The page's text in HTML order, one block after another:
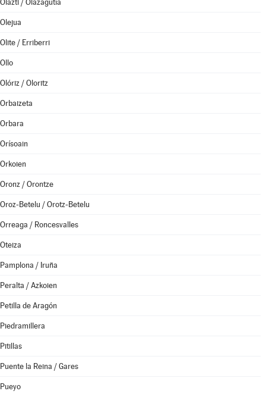
Olazti / Olazagutía
Olejua
Olite / Erriberri
Ollo
Olóriz / Oloritz
Orbaizeta
Orbara
Orísoain
Orkoien
Oronz / Orontze
Oroz-Betelu / Orotz-Betelu
Orreaga / Roncesvalles
Oteiza
Pamplona / Iruña
Peralta / Azkoien
Petilla de Aragón
Piedramillera
Pitillas
Puente la Reina / Gares
Pueyo